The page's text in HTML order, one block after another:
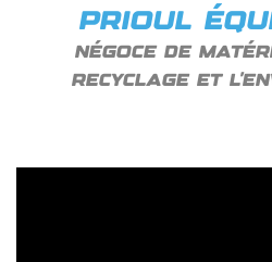
PRIOUL
NÉGOCE DE
RECYCLAGE ET